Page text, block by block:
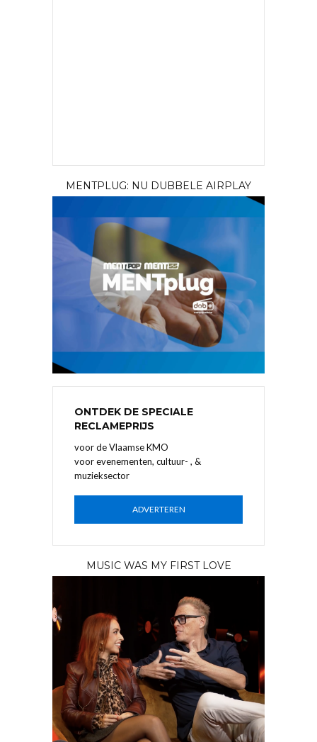
MENTPLUG: NU DUBBELE AIRPLAY
ONTDEK DE SPECIALE
RECLAMEPRIJS
voor de Vlaamse KMO
voor evenementen, cultuur- , &
muzieksector
ADVERTEREN
MUSIC WAS MY FIRST LOVE